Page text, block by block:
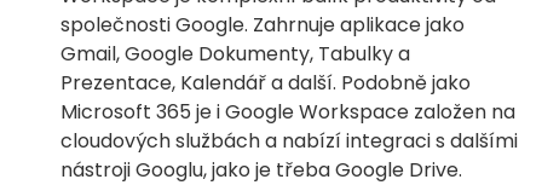
společnosti Google. Zahrnuje aplikace jako
Gmail, Google Dokumenty, Tabulky a
Prezentace, Kalendář a další. Podobně jako
Microsoft 365 je i Google Workspace založen na
cloudových službách a nabízí integraci s dalšími
nástroji Googlu, jako je třeba Google Drive.